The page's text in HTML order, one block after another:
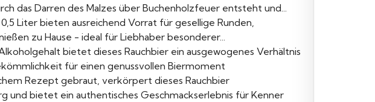
das Darren des Malzes über Buchenholzfeuer entsteht und...
Liter bieten ausreichend Vorrat für gesellige Runden,
zu Hause - ideal für Liebhaber besonderer...
bietet dieses Rauchbier ein ausgewogenes Verhältnis
für einen genussvollen Biermoment
Rezept gebraut, verkörpert dieses Rauchbier
und bietet ein authentisches Geschmackserlebnis für Kenner